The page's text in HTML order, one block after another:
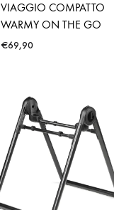
VIAGGIO COMPATTO
WARMY ON THE GO
€69,90